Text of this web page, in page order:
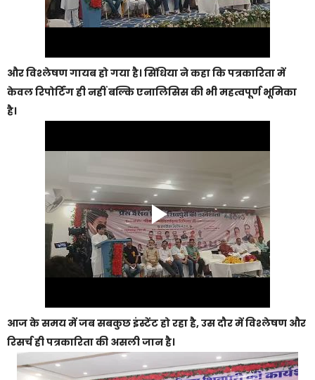
और विश्लेषण गायब हो गया है। सिंधिया ने कहा कि पत्रकारिता में
केवल रिपोर्टिंग ही नहीं बल्कि एनालिसिस की भी महत्वपूर्ण भूमिका
है।
आज के समय में जब सबकुछ इंस्टेंट हो रहा है, उस दौर में विश्लेषण और
रिसर्च ही पत्रकारिता की असली जान है।